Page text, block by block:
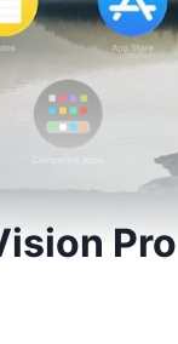
Pro